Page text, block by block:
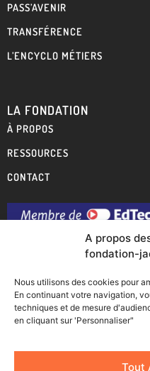
A propos
fondation-
Nous utilisons des cookies pour
En continuant votre navigation,
techniques et de mesure
en cliquant sur 'Personnaliser"
Tout
PASS’AVENIR
TRANSFÉRENCE
L’ENCYCLO MÉTIERS
LA FONDATION
À PROPOS
RESSOURCES
CONTACT